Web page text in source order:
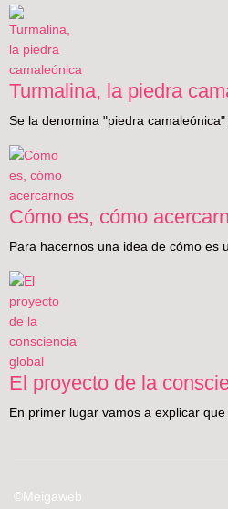
Turmalina, la piedra
Se la denomina "piedra camaleónica"
Cómo es, cómo
Para hacernos una idea de cómo es
El proyecto de la
En primer lugar vamos a explicar que
©Meigaweb